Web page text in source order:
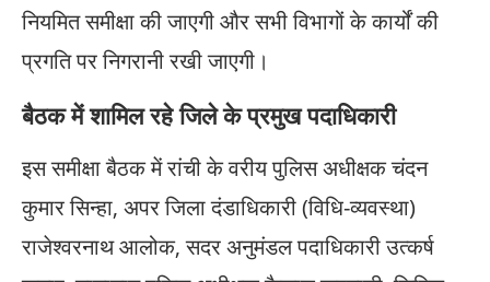
नियमित समीक्षा की जाएगी और सभी विभागों के कार्यों की
प्रगति पर निगरानी रखी जाएगी।
बैठक में शामिल रहे जिले के प्रमुख पदाधिकारी
इस समीक्षा बैठक में रांची के वरीय पुलिस अधीक्षक चंदन
कुमार सिन्हा, अपर जिला दंडाधिकारी (विधि-व्यवस्था)
राजेश्वरनाथ आलोक, सदर अनुमंडल पदाधिकारी उत्कर्ष